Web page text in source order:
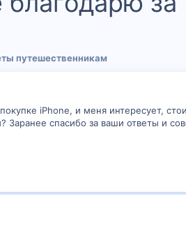
путешественникам
iPhone, и меня интересует,
Заранее спасибо за ваши ответы и